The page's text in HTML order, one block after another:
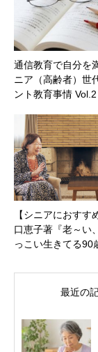
通信教育で自分を
ニア（高齢者）世
ント教育事情 Vol.2
【シニアにおすす
口恵子著『老～い
っこい生きてる
最近の